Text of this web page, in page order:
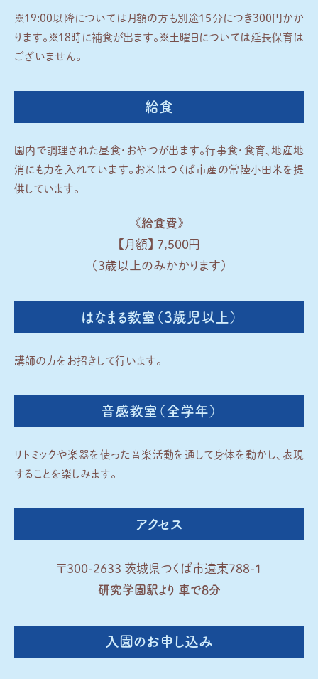
※19:00以降については月額の方も別途15分につき300円かか
ります。 ※18時に補食が出ます。 ※土曜日については延長保育は
ございません。
給食
園内で調理された昼食・おやつが出ます。行事食・食育、地産地
消にも力を入れています。 お米はつくば市産の常陸小田米を提
供しています。
《給食費》
【月額】 7,500円
（3歳以上のみかかります）
はなまる教室（3歳児以上）
講師の方をお招きして行います。
音感教室（全学年）
リトミックや楽器を使った音楽活動を通して身体を動かし、 表現
することを楽しみます。
アクセス
〒300-2633 茨城県つくば市遠東788-1
研究学園駅より 車で8分
入園のお申し込み